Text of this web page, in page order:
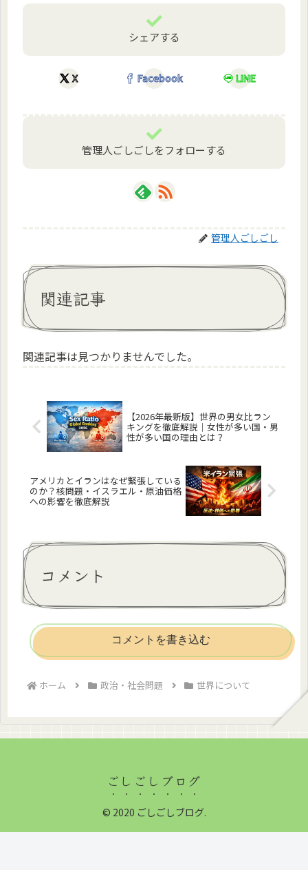
シェアする
X Facebook LINE
管理人ごしごしをフォローする
管理人ごしごし
関連記事
関連記事は見つかりませんでした。
【2026年最新版】世界の男女比ラン
キングを徹底解説｜女性が多い国・男
性が多い国の理由とは？
アメリカとイランはなぜ緊張している
のか？核問題・イスラエル・原油価格
への影響を徹底解説
コメント
コメントを書き込む
ホーム 政治・社会問題 世界について
ごしごしブログ
© 2020 ごしごしブログ.